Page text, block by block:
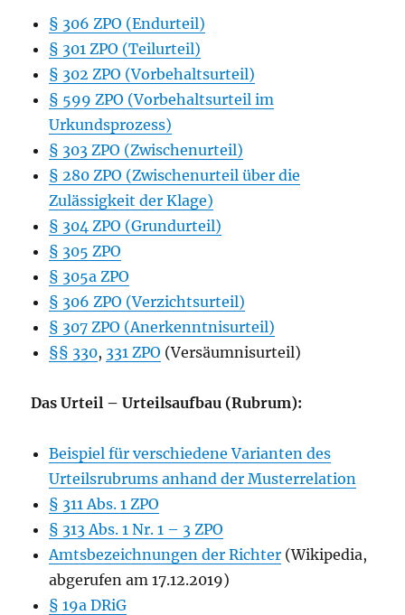
§ 306 ZPO (Endurteil)
§ 301 ZPO (Teilurteil)
§ 302 ZPO (Vorbehaltsurteil)
§ 599 ZPO (Vorbehaltsurteil im
Urkundsprozess)
§ 303 ZPO (Zwischenurteil)
§ 280 ZPO (Zwischenurteil über die
Zulässigkeit der Klage)
§ 304 ZPO (Grundurteil)
§ 305 ZPO
§ 305a ZPO
§ 306 ZPO (Verzichtsurteil)
§ 307 ZPO (Anerkenntnisurteil)
§§ 330, 331 ZPO (Versäumnisurteil)
Das Urteil – Urteilsaufbau (Rubrum):
Beispiel für verschiedene Varianten des
Urteilsrubrums anhand der Musterrelation
§ 311 Abs. 1 ZPO
§ 313 Abs. 1 Nr. 1 – 3 ZPO
Amtsbezeichnungen der Richter (Wikipedia,
abgerufen am 17.12.2019)
§ 19a DRiG